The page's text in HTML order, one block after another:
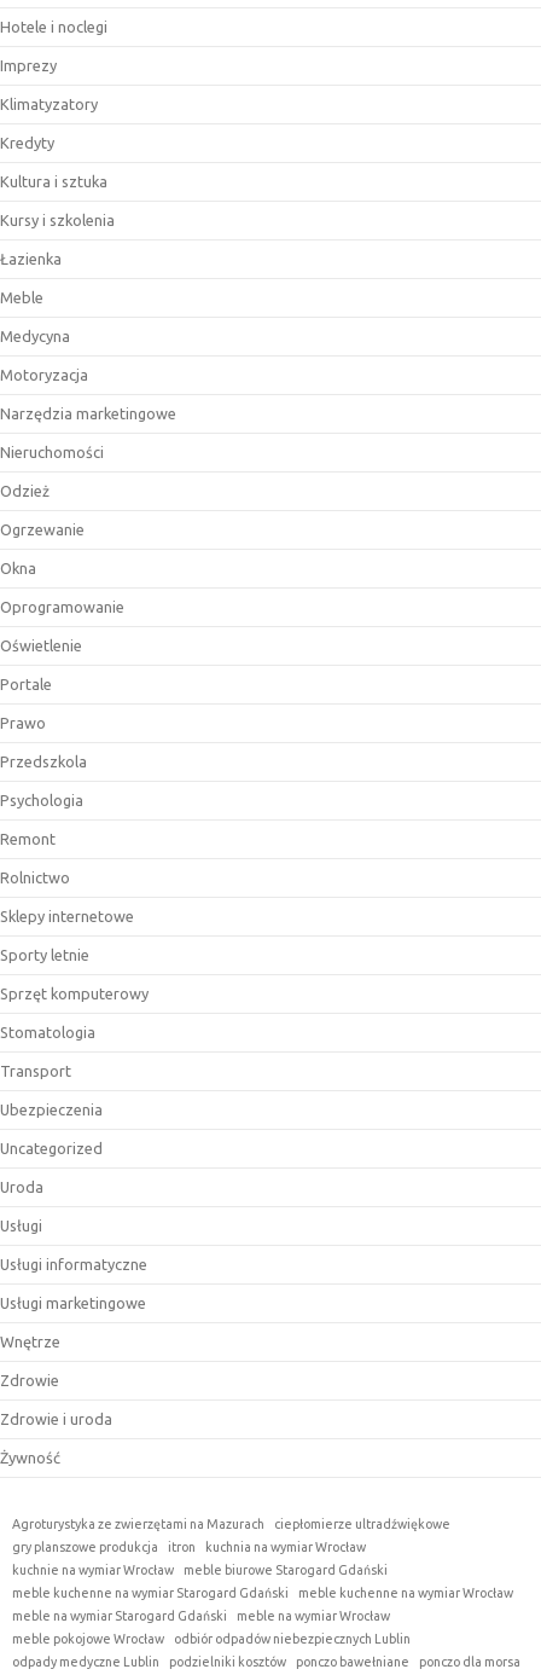
Hotele i noclegi
Imprezy
Klimatyzatory
Kredyty
Kultura i sztuka
Kursy i szkolenia
Łazienka
Meble
Medycyna
Motoryzacja
Narzędzia marketingowe
Nieruchomości
Odzież
Ogrzewanie
Okna
Oprogramowanie
Oświetlenie
Portale
Prawo
Przedszkola
Psychologia
Remont
Rolnictwo
Sklepy internetowe
Sporty letnie
Sprzęt komputerowy
Stomatologia
Transport
Ubezpieczenia
Uncategorized
Uroda
Usługi
Usługi informatyczne
Usługi marketingowe
Wnętrze
Zdrowie
Zdrowie i uroda
Żywność
Agroturystyka ze zwierzętami na Mazurach
ciepłomierze ultradźwiękowe
gry planszowe produkcja
itron
kuchnia na wymiar Wrocław
kuchnie na wymiar Wrocław
meble biurowe Starogard Gdański
meble kuchenne na wymiar Starogard Gdański
meble kuchenne na wymiar Wrocław
meble na wymiar Starogard Gdański
meble na wymiar Wrocław
meble pokojowe Wrocław
odbiór odpadów niebezpiecznych Lublin
odpady medyczne Lublin
podzielniki kosztów ponczo bawełniane ponczo dla morsa